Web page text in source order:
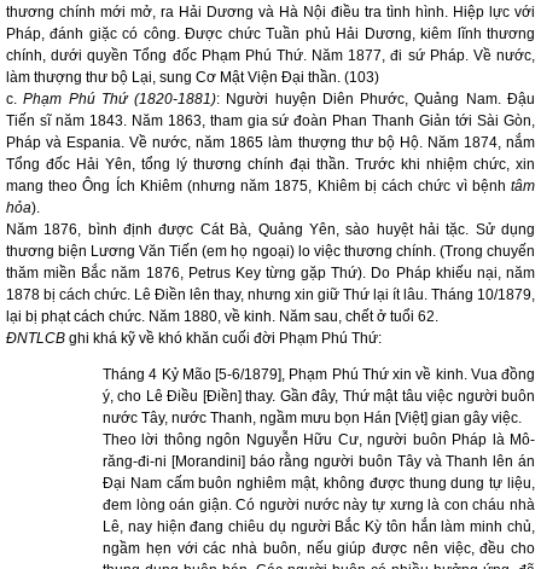
thương chính mới mở, ra Hải Dương và Hà Nội điều tra tình hình. Hiệp lực với
Pháp, đánh giặc có công. Được chức Tuần phủ Hải Dương, kiêm lĩnh thương
chính, dưới quyền Tổng đốc Phạm Phú Thứ. Năm 1877, đi sứ Pháp. Về nước,
làm thượng thư bộ Lại, sung Cơ Mật Viện Đại thần. (103)
c.Phạm Phú Thứ (1820-1881): Người huyện Diên Phước, Quảng Nam. Đậu
Tiến sĩ năm 1843. Năm 1863, tham gia sứ đoàn Phan Thanh Giản tới Sài Gòn,
Pháp và Espania. Về nước, năm 1865 làm thượng thư bộ Hộ. Năm 1874, nắm
Tổng đốc Hải Yên, tổng lý thương chính đại thần. Trước khi nhiệm chức, xin
mang theo Ông Ích Khiêm (nhưng năm 1875, Khiêm bị cách chức vì bệnh tâm
hỏa).
Năm 1876, bình định được Cát Bà, Quảng Yên, sào huyệt hải tặc. Sử dụng
thương biện Lương Văn Tiến (em họ ngoại) lo việc thương chính. (Trong chuyến
thăm miền Bắc năm 1876, Petrus Key từng gặp Thứ). Do Pháp khiếu nại, năm
1878 bị cách chức. Lê Điền lên thay, nhưng xin giữ Thứ lại ít lâu. Tháng 10/1879,
lại bị phạt cách chức. Năm 1880, về kinh. Năm sau, chết ở tuổi 62.
ĐNTLCB ghi khá kỹ về khó khăn cuối đời Phạm Phú Thứ:
Tháng 4 Kỷ Mão [5-6/1879], Phạm Phú Thứ xin về kinh. Vua đồng
ý, cho Lê Điều [Điền] thay. Gần đây, Thứ mật tâu việc người buôn
nước Tây, nước Thanh, ngầm mưu bọn Hán [Việt] gian gây việc.
Theo lời thông ngôn Nguyễn Hữu Cư, người buôn Pháp là Mô-
răng-đi-ni [Morandini] báo rằng người buôn Tây và Thanh lên án
Đại Nam cấm buôn nghiêm mật, không được thung dung tự liệu,
đem lòng oán giận. Có người nước này tự xưng là con cháu nhà
Lê, nay hiện đang chiêu dụ người Bắc Kỳ tôn hắn làm minh chủ,
ngầm hẹn với các nhà buôn, nếu giúp được nên việc, đều cho